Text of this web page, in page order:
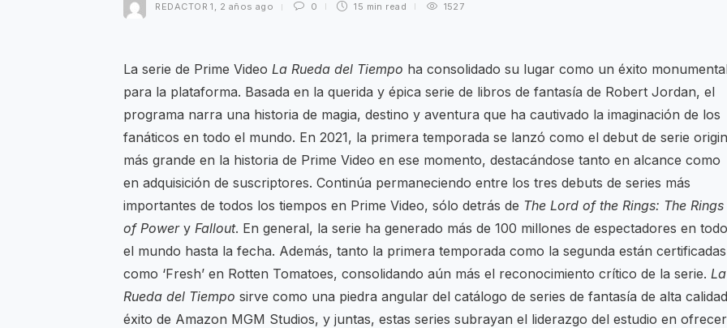
REDACTOR 1 , 2 años ago 0 15 min read 1527
La serie de Prime Video La Rueda del Tiempo ha consolidado su lugar como un éxito
para la plataforma. Basada en la querida y épica serie de libros de fantasía de Robert Jordan, el
programa narra una historia de magia, destino y aventura que ha cautivado la imaginación de los
fanáticos en todo el mundo. En 2021, la primera temporada se lanzó como el debut de serie
más grande en la historia de Prime Video en ese momento, destacándose tanto en alcance como
en adquisición de suscriptores. Continúa permaneciendo entre los tres debuts de series más
importantes de todos los tiempos en Prime Video, sólo detrás de The Lord of the Rings: The Rings
of Powery Fallout. En general, la serie ha generado más de 100 millones de espectadores en todo
el mundo hasta la fecha. Además, tanto la primera temporada como la segunda están certificadas
como ‘Fresh’ en Rotten Tomatoes, consolidando aún más el reconocimiento crítico de la serie. La
Rueda del Tiempo sirve como una piedra angular del catálogo de series de fantasía de alta
éxito de Amazon MGM Studios, y juntas, estas series subrayan el liderazgo del estudio en ofrecer